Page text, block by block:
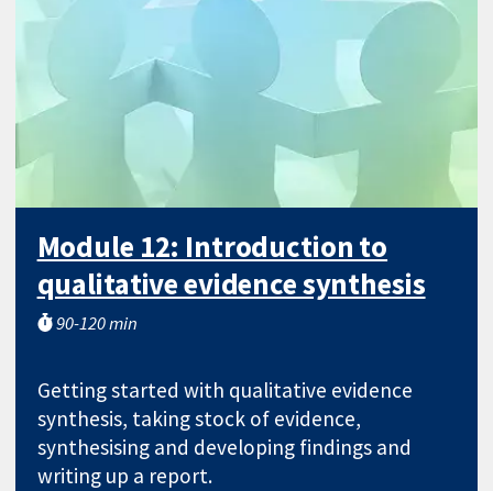
Module 12: Introduction to
qualitative evidence synthesis
90-120 min
Getting started with qualitative evidence
synthesis, taking stock of evidence,
synthesising and developing findings and
writing up a report.